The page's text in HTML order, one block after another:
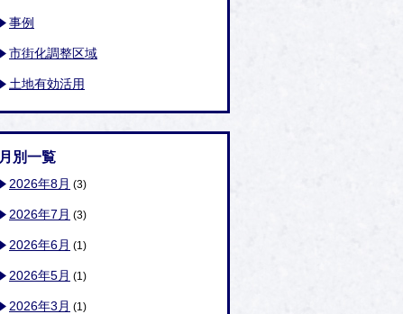
事例
市街化調整区域
土地有効活用
月別一覧
2026年8月 (3)
2026年7月 (3)
2026年6月 (1)
2026年5月 (1)
2026年3月 (1)